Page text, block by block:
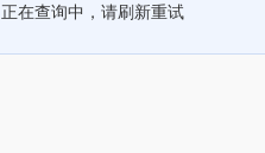
正在查询中，请刷新重试